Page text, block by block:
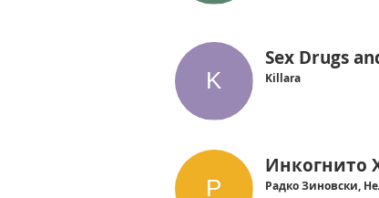
Sex Drugs
Killara
Инкогнито
Радко Зиновски,